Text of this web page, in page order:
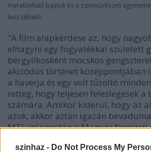
szinhaz - Do Not Process My
maratonfutó bajnok és a színművészeti
lesz látható.
"A film alapkérdése az, hogy
elhagyni egy fogyatékkal született
bérgyilkosként mocskos
akciódús történet középpontjában
a haverja és egy volt tűzoltó
retteg, hogy teljesen feleslegesek
számára. Amikor kiderül, hogy az
azok, akkor aztán igazán
MTI-vel szerdán a Magyar Nemzeti